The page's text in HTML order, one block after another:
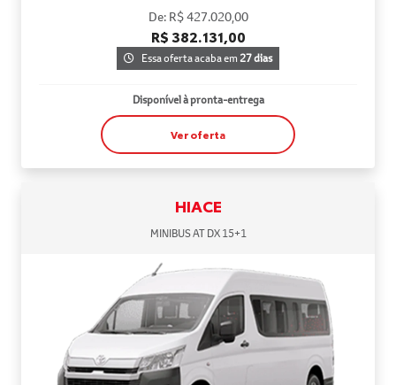
De: R$ 427.020,00
R$ 382.131,00
Essa oferta acaba em27 dias
Disponível à pronta-entrega
Ver oferta
HIACE
MINIBUS AT DX 15+1